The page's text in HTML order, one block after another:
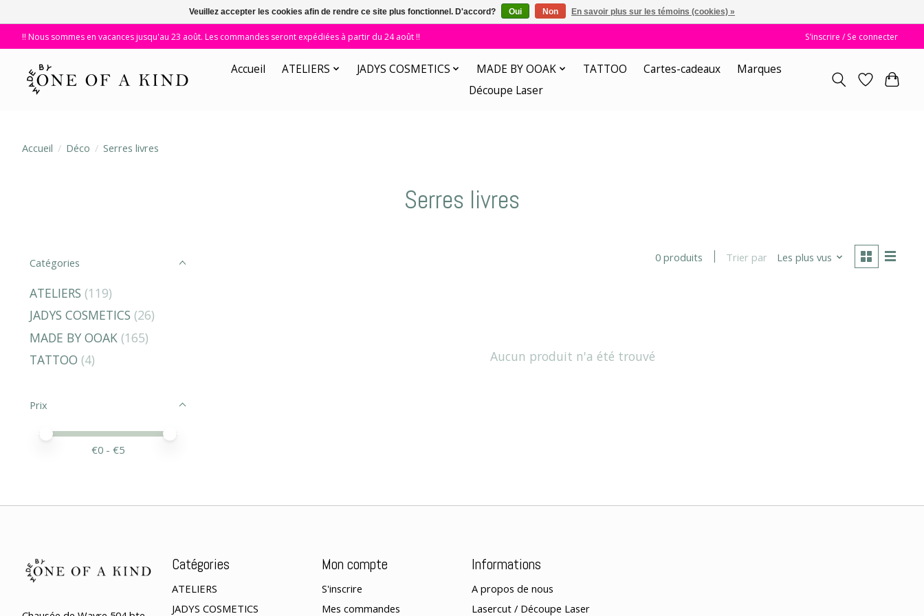
!! Nous sommes en vacances jusqu'au 23 août. Les commandes seront expédiées à partir du 24 août !! S’inscrire / Se connecter
Accueil ATELIERS JADYS COSMETICS MADE BY OOAK TATTOO Cartes-cadeaux
Marques
Découpe Laser
Accueil / Déco / Serres livres
Serres livres
Catégories
ATELIERS (119)
JADYS COSMETICS (26)
MADE BY OOAK (165)
TATTOO (4)
Prix
Prix minimum
Price maximum value
€0 - €5
0 produits Trier par Les plus vus
Aucun produit n'a été trouvé
Catégories
ATELIERS
JADYS COSMETICS
Mon compte
S'inscrire
Mes commandes
Informations
A propos de nous
Lasercut / Découpe Laser
Veuillez accepter les cookies afin de rendre ce site plus fonctionnel. D'accord? Oui Non En savoir plus sur les témoins (cookies) »